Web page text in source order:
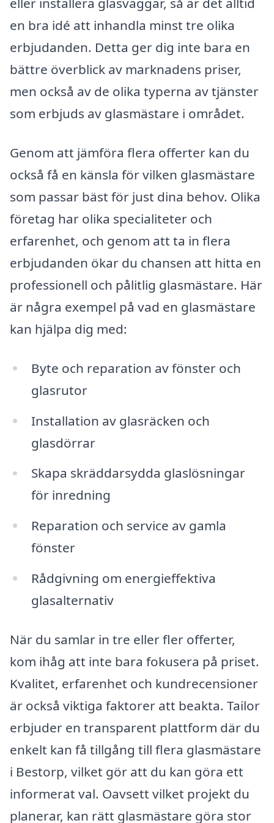
en bra idé att inhandla minst tre olika
erbjudanden. Detta ger dig inte bara en
bättre överblick av marknadens priser,
men också av de olika typerna av tjänster
som erbjuds av glasmästare i området.
Genom att jämföra flera offerter kan du
också få en känsla för vilken glasmästare
som passar bäst för just dina behov. Olika
företag har olika specialiteter och
erfarenhet, och genom att ta in flera
erbjudanden ökar du chansen att hitta en
professionell och pålitlig glasmästare. Här
är några exempel på vad en glasmästare
kan hjälpa dig med:
Byte och reparation av fönster och
glasrutor
Installation av glasräcken och
glasdörrar
Skapa skräddarsydda glaslösningar
för inredning
Reparation och service av gamla
fönster
Rådgivning om energieffektiva
glasalternativ
När du samlar in tre eller fler offerter,
kom ihåg att inte bara fokusera på priset.
Kvalitet, erfarenhet och kundrecensioner
är också viktiga faktorer att beakta. Tailor
erbjuder en transparent plattform där du
enkelt kan få tillgång till flera glasmästare
i Bestorp, vilket gör att du kan göra ett
informerat val. Oavsett vilket projekt du
planerar, kan rätt glasmästare göra stor